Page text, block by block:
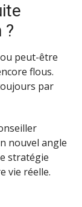
?
peut-être
flous.
par
nouvel angle
stratégie
vie réelle.